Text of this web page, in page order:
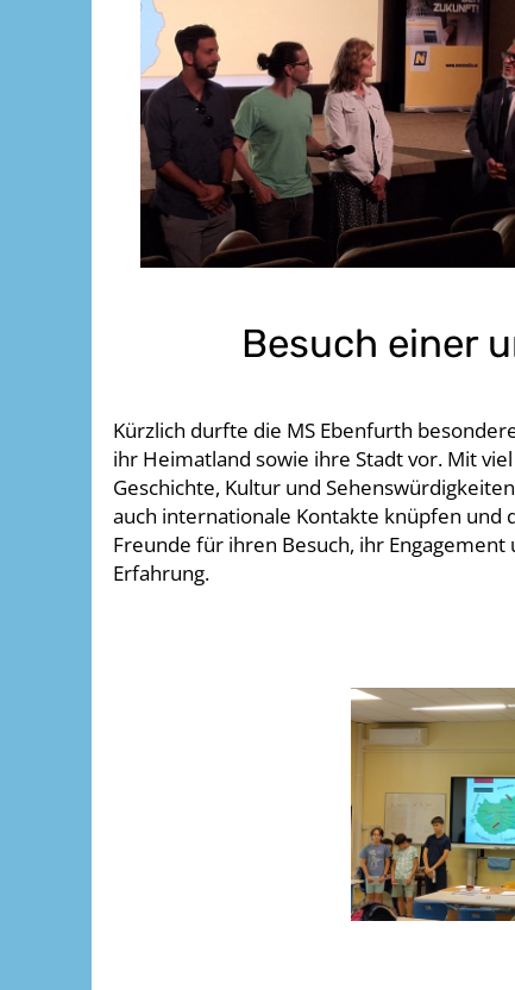
Besuch einer
Kürzlich durfte die MS Ebenfurth
ihr Heimatland sowie ihre Stadt vor. Mit
Geschichte, Kultur und
auch internationale Kontakte knüpfen und
Freunde für ihren Besuch, ihr
Erfahrung.